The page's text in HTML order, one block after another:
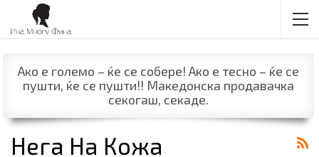
Ако е големо – ќе се собере! Ако е тесно – ќе се
пушти, ќе се пушти!! Македонска продавачка
секогаш, секаде.
Нега На Кожа